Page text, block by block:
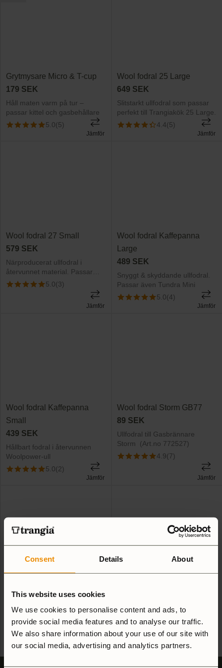
Consent Details About
This website uses cookies
We use cookies to personalise content and ads, to
provide social media features and to analyse our traffic.
We also share information about your use of our site with
our social media, advertising and analytics partners.
Grytmysare Micro & T-cup
179 SEK
Håll maten varm på tur –
passar kittel och gasbehållare
5.0(5)
Jämför
Wool fodral 25 Large
649 SEK
Slitstarkt ullfodral som passar
perfekt till Trangiakök 25 Large.
4.4(5)
Jämför
Wool fodral 27 Small
579 SEK
Närproducerat ullfodral i
återvunnet material. Passar
Trangiakök 27 Small
5.0(3)
Jämför
Wool fodral Kaffepanna
Large
489 SEK
Snyggt & skyddande ullfodral.
Passar även Tundra Mini
5.0(4)
Jämför
Wool fodral Kaffepanna
Small
439 SEK
Hållbart fodral i återvunnen
Woolpower-ull
5.0(2)
Jämför
Wool fodral Storm GB77
89 SEK
Ullfodral till Gasbrännare
Storm (Art.no 772527)
4.9(7)
Jämför
Matdosa/T-Cup
59 SEK
Handtagsfodral till Matdosan,
Micro & T-cup i slitstark ull
Jämför
Ullfodral – skyddar metallytan &